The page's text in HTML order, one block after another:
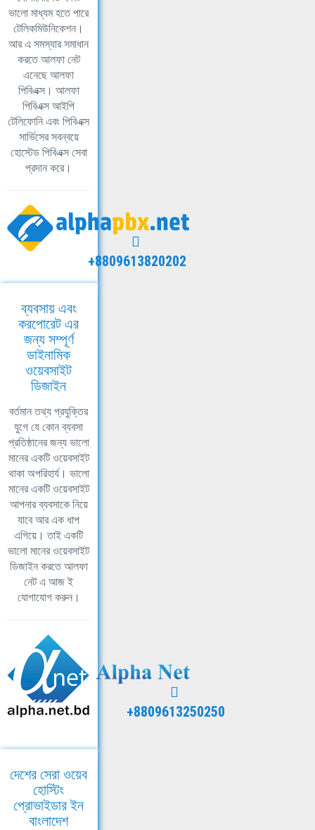
ভালো মাধ্যম হতে পারে
টেলিকমিউনিকেশন।
আর এ সমস্যার সমাধান
করতে আলফা নেট
এনেছে আলফা
পিবিএক্স। আলফা
পিবিএক্স আইপি
টেলিফোনি এবং পিবিএক্স
সার্ভিসের সবন্বয়ে
হোস্টেড পিবিএক্স সেবা
প্রদান করে।
+8809613820202
ব্যবসায় এবং
করপোরেট এর
জন্য সম্পূর্ণ
ডাইনামিক
ওয়েবসাইট
ডিজাইন
বর্তমান তথ্য প্রযুক্তির
যুগে যে কোন ব্যবসা
প্রতিষ্ঠানের জন্য ভালো
মানের একটি ওয়েবসাইট
থাকা অপরিহার্য। ভালো
মানের একটি ওয়েবসাইট
আপনার ব্যবসাকে নিয়ে
যাবে আর এক ধাপ
এগিয়ে। তাই একটি
ভালো মানের ওয়েবসাইট
ডিজাইন করতে আলফা
নেট এ আজ ই
যোগাযোগ করুন।
+8809613250250
দেশের সেরা ওয়েব
হোস্টিং
প্রোভাইডার ইন
বাংলাদেশ